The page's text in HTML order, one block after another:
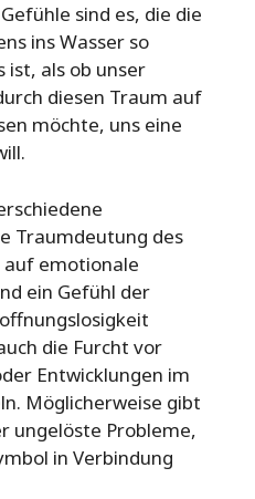
sind es, die die
ins Wasser so
ist, als ob unser
diesen Traum auf
möchte, uns eine
Traumdeutung des
auf emotionale
ein Gefühl der
die Furcht vor
Entwicklungen im
Möglicherweise gibt
ungelöste Probleme,
in Verbindung